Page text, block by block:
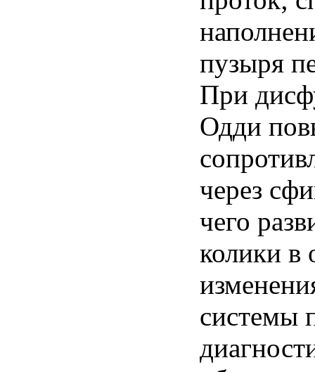
пузыря
При
Одди
через
чего
колики в
системы